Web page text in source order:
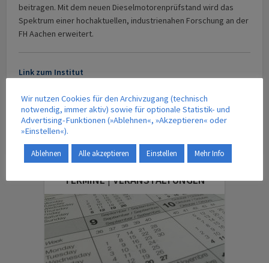
beitragen. Mit dem neuen Dieselmotorenprüfstand wird das
Spektrum einer hochaktuellen, industrienahen Forschung an der
FH Aachen erweitert.
Link zum Institut
Energie Maschinenbau Ökologie Transport
Umwelt
Verkehr
TERMINE | VERANSTALTUNGEN
Wir nutzen Cookies für den Archivzugang (technisch
notwendig, immer aktiv) sowie für optionale Statistik- und
Advertising-Funktionen (»Ablehnen«, »Akzeptieren« oder
»Einstellen«).
Ablehnen Alle akzeptieren Einstellen Mehr Info